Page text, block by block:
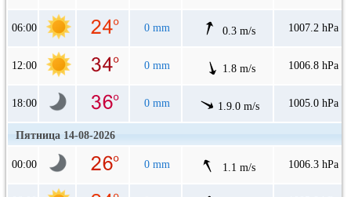
06:00 0 mm 0.3 m/s 1007.2 hPa
12:00 0 mm 1.8 m/s 1006.8 hPa
18:00 0 mm 1.9.0 m/s 1005.0 hPa
Пятница 14-08-2026
00:00 0 mm 1.1 m/s 1006.3 hPa